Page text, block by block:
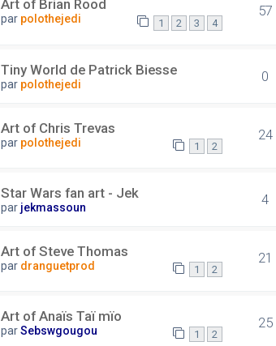
Art of Brian Rood
par polothejedi 1 2 3 4
57
Tiny World de Patrick Biesse
par polothejedi 0
Art of Chris Trevas
par polothejedi 1 2
24
Star Wars fan art - Jek
par jekmassoun 4
Art of Steve Thomas
par dranguetprod 1 2
21
Art of Anaïs Taï mïo
parSebswgougou 1 2
25